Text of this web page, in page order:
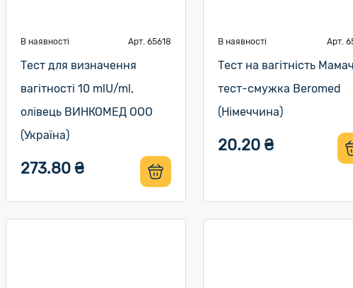
В наявності Арт. 65618
Тест для визначення
вагітності 10 mlU/ml,
олівець ВИНКОМЕД ООО
(Україна)
273.80 ₴
В наявності Арт.
Тест на вагітність
тест-смужка Beromed
(Німеччина)
20.20 ₴